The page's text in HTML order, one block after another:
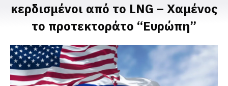
κερδισμένοι από το LNG – Χαμένος
το προτεκτοράτο “Ευρώπη”